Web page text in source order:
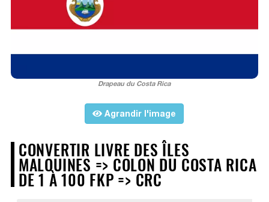
Drapeau du Costa Rica
Agrandir l'image
CONVERTIR LIVRE DES ÎLES
MALOUINES => COLON DU COSTA RICA
DE 1 À 100 FKP => CRC